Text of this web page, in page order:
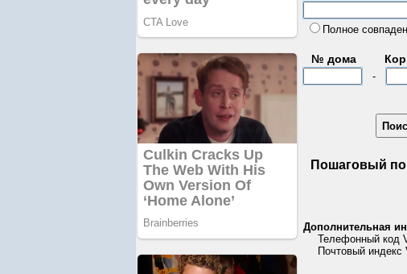
Полное
№ дома
-
Пошаговый
Дополнительная
Телефонный код
Почтовый индекс